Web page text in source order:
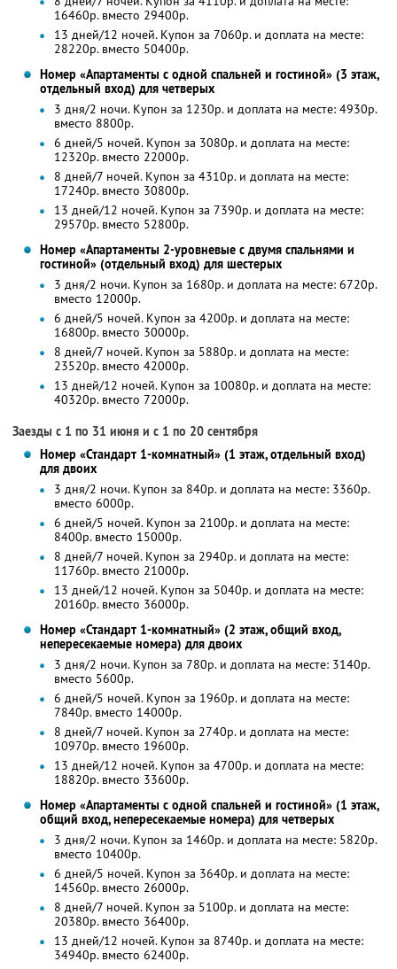
16460р. вместо 29400р.
13 дней/12 ночей. Купон за 7060р. и доплата на месте:
28220р. вместо 50400р.
Номер «Апартаменты с одной спальней и гостиной» (3 этаж,
отдельный вход) для четверых
3 дня/2 ночи. Купон за 1230р. и доплата на месте: 4930р.
вместо 8800р.
6 дней/5 ночей. Купон за 3080р. и доплата на месте:
12320р. вместо 22000р.
8 дней/7 ночей. Купон за 4310р. и доплата на месте:
17240р. вместо 30800р.
13 дней/12 ночей. Купон за 7390р. и доплата на месте:
29570р. вместо 52800р.
Номер «Апартаменты 2-уровневые с двумя спальнями и
гостиной» (отдельный вход) для шестерых
3 дня/2 ночи. Купон за 1680р. и доплата на месте: 6720р.
вместо 12000р.
6 дней/5 ночей. Купон за 4200р. и доплата на месте:
16800р. вместо 30000р.
8 дней/7 ночей. Купон за 5880р. и доплата на месте:
23520р. вместо 42000р.
13 дней/12 ночей. Купон за 10080р. и доплата на месте:
40320р. вместо 72000р.
Заезды с 1 по 31 июня и с 1 по 20 сентября
Номер «Стандарт 1-комнатный» (1 этаж, отдельный вход)
для двоих
3 дня/2 ночи. Купон за 840р. и доплата на месте: 3360р.
вместо 6000р.
6 дней/5 ночей. Купон за 2100р. и доплата на месте:
8400р. вместо 15000р.
8 дней/7 ночей. Купон за 2940р. и доплата на месте:
11760р. вместо 21000р.
13 дней/12 ночей. Купон за 5040р. и доплата на месте:
20160р. вместо 36000р.
Номер «Стандарт 1-комнатный» (2 этаж, общий вход,
непересекаемые номера) для двоих
3 дня/2 ночи. Купон за 780р. и доплата на месте: 3140р.
вместо 5600р.
6 дней/5 ночей. Купон за 1960р. и доплата на месте:
7840р. вместо 14000р.
8 дней/7 ночей. Купон за 2740р. и доплата на месте:
10970р. вместо 19600р.
13 дней/12 ночей. Купон за 4700р. и доплата на месте:
18820р. вместо 33600р.
Номер «Апартаменты с одной спальней и гостиной» (1 этаж,
общий вход, непересекаемые номера) для четверых
3 дня/2 ночи. Купон за 1460р. и доплата на месте: 5820р.
вместо 10400р.
6 дней/5 ночей. Купон за 3640р. и доплата на месте:
14560р. вместо 26000р.
8 дней/7 ночей. Купон за 5100р. и доплата на месте:
20380р. вместо 36400р.
13 дней/12 ночей. Купон за 8740р. и доплата на месте:
34940р. вместо 62400р.